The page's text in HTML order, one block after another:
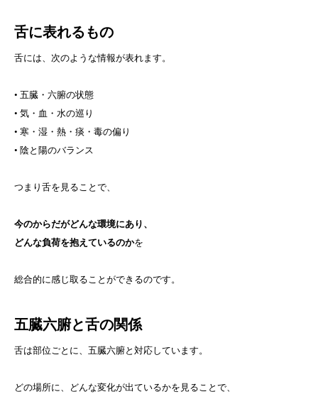
舌に表れるもの
舌には、次のような情報が表れます。
• 五臓・六腑の状態
• 気・血・水の巡り
• 寒・湿・熱・痰・毒の偏り
• 陰と陽のバランス
つまり舌を見ることで、
今のからだがどんな環境にあり、
どんな負荷を抱えているのかを
総合的に感じ取ることができるのです。
五臓六腑と舌の関係
舌は部位ごとに、五臓六腑と対応しています。
どの場所に、どんな変化が出ているかを見ることで、